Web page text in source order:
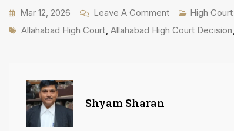
Mar 12, 2026 Leave A CommentOn
हाईकोर्ट
High
Tags
Allahabad High Court Allahabad High Court Decision
Shyam Sharan